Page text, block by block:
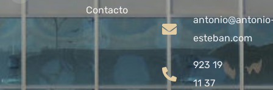
Contacto
esteban.com
923 19
11 37